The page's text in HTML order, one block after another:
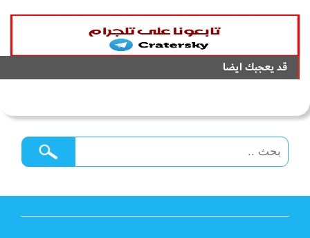
قد يعجبك ايضا